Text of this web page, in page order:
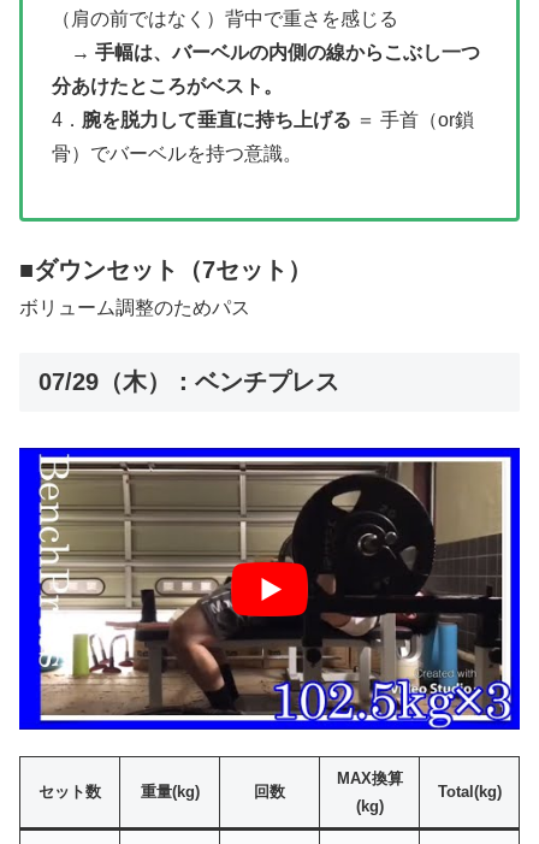
（肩の前ではなく）背中で重さを感じる
→ 手幅は、バーベルの内側の線からこぶし一つ
分あけたところがベスト。
4． 腕を脱力して垂直に持ち上げる ＝ 手首（or鎖
骨）でバーベルを持つ意識。
■ダウンセット（7セット）
ボリューム調整のためパス
07/29（木）：ベンチプレス
セット数 重量(kg) 回数
MAX換算
(kg)
Total(kg)